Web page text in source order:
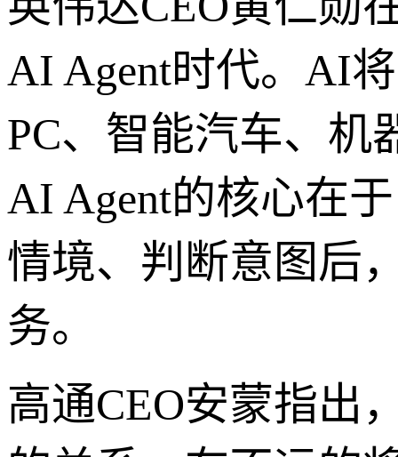
AI Agent时代。AI
PC、智能汽车、机
AI Agent的核心在
情境、判断意图后
务。
高通CEO安蒙指出